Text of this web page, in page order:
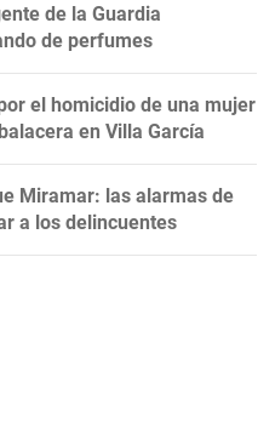
de la Guardia
de perfumes
el homicidio de una mujer
en Villa García
Miramar: las alarmas de
a los delincuentes